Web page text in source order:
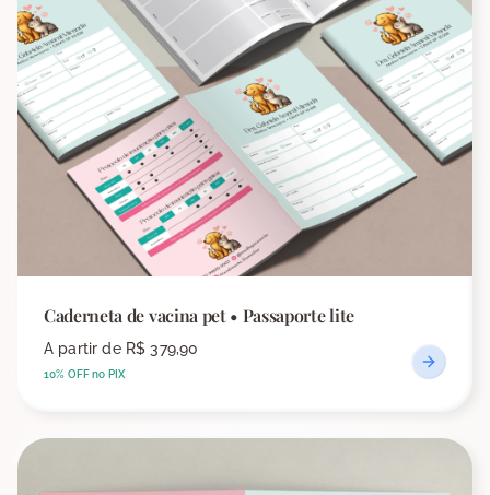
Caderneta de vacina pet • Passaporte lite
A partir de R$ 379,90
10% OFF no PIX